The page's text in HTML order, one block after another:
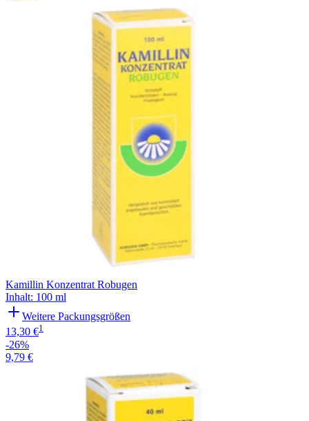
Kamillin Konzentrat Robugen
Inhalt: 100 ml
Weitere Packungsgrößen
13,30 €1
-26%
9,79 €